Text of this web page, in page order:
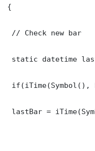
{
// Check new bar
static datetime
lastBar =